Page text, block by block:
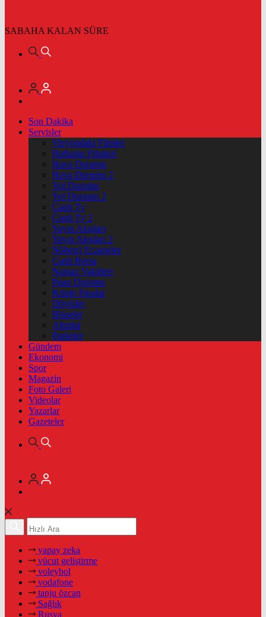
SABAHA KALAN SÜRE
Son Dakika
Servisler
Vizyondaki Filmler
Haftanin Filmleri
Hava Durumu
Hava Durumu 2
Yol Durumu
Yol Durumu 2
Canlı Tv
Canlı Tv 2
Yayın Akışları
Yayın Akışları 2
Nöbetçi Eczaneler
Canlı Borsa
Namaz Vakitleri
Puan Durumu
Kripto Paralar
Dövizler
Hisseler
Altınlar
Pariteler
Gündem
Ekonomi
Spor
Magazin
Foto Galeri
Videolar
Yazarlar
Gazeteler
yapay zeka
vücut geliştirme
voleybol
vodafone
tanju özcan
Sağlık
Rusya